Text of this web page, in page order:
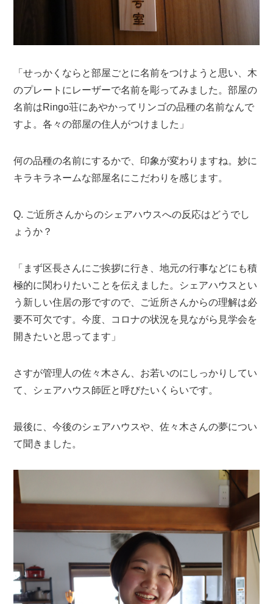
「せっかくならと部屋ごとに名前をつけようと思い、木
のプレートにレーザーで名前を彫ってみました。部屋の
名前はRingo荘にあやかってリンゴの品種の名前なんで
すよ。各々の部屋の住人がつけました」
何の品種の名前にするかで、印象が変わりますね。妙に
キラキラネームな部屋名にこだわりを感じます。
Q. ご近所さんからのシェアハウスへの反応はどうでし
ょうか？
「まず区長さんにご挨拶に行き、地元の行事などにも積
極的に関わりたいことを伝えました。シェアハウスとい
う新しい住居の形ですので、ご近所さんからの理解は必
要不可欠です。今度、コロナの状況を見ながら見学会を
開きたいと思ってます」
さすが管理人の佐々木さん、お若いのにしっかりしてい
て、シェアハウス師匠と呼びたいくらいです。
最後に、今後のシェアハウスや、佐々木さんの夢につい
て聞きました。